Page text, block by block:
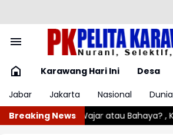
Karawang Hari Ini Desa
Jabar
Jakarta Nasional Dunia
Breaking News
, Kenali 5 Penyebab Gumoh pada Bayi